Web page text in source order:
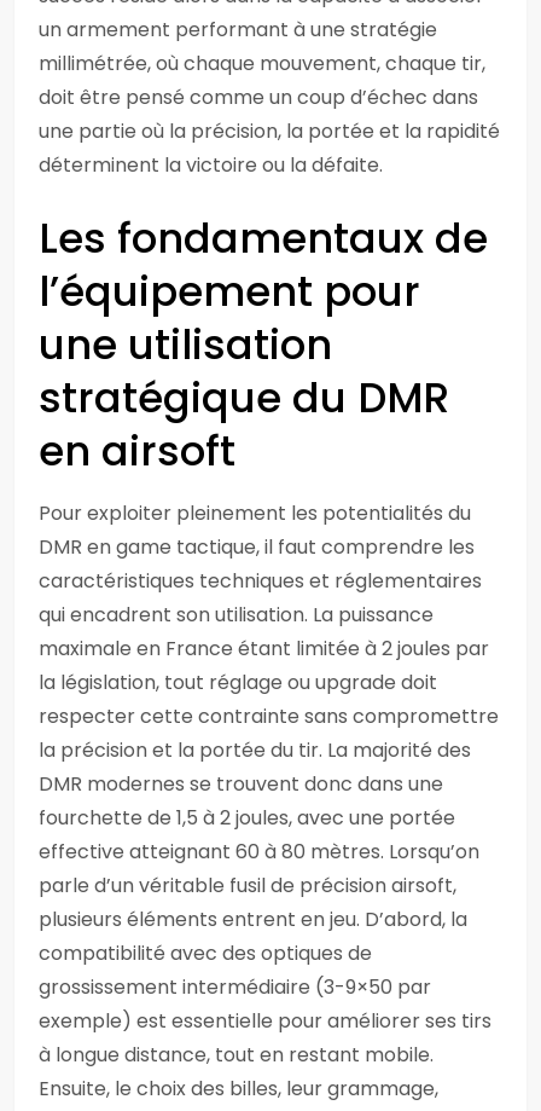
un armement performant à une stratégie
millimétrée, où chaque mouvement, chaque tir,
doit être pensé comme un coup d’échec dans
une partie où la précision, la portée et la rapidité
déterminent la victoire ou la défaite.
Les fondamentaux de
l’équipement pour
une utilisation
stratégique du DMR
en airsoft
Pour exploiter pleinement les potentialités du
DMR en game tactique, il faut comprendre les
caractéristiques techniques et réglementaires
qui encadrent son utilisation. La puissance
maximale en France étant limitée à 2 joules par
la législation, tout réglage ou upgrade doit
respecter cette contrainte sans compromettre
la précision et la portée du tir. La majorité des
DMR modernes se trouvent donc dans une
fourchette de 1,5 à 2 joules, avec une portée
effective atteignant 60 à 80 mètres. Lorsqu’on
parle d’un véritable fusil de précision airsoft,
plusieurs éléments entrent en jeu. D’abord, la
compatibilité avec des optiques de
grossissement intermédiaire (3-9×50 par
exemple) est essentielle pour améliorer ses tirs
à longue distance, tout en restant mobile.
Ensuite, le choix des billes, leur grammage,